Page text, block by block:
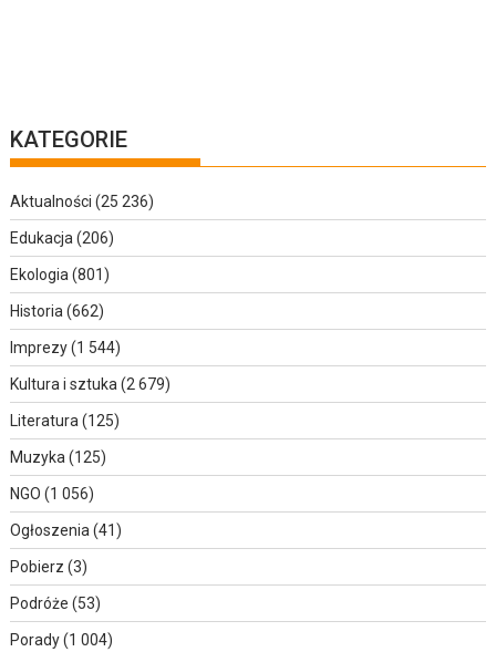
KATEGORIE
Aktualności (25 236)
Edukacja (206)
Ekologia (801)
Historia (662)
Imprezy(1 544)
Kultura i sztuka (2 679)
Literatura (125)
Muzyka (125)
NGO (1 056)
Ogłoszenia (41)
Pobierz (3)
Podróże (53)
Porady(1 004)